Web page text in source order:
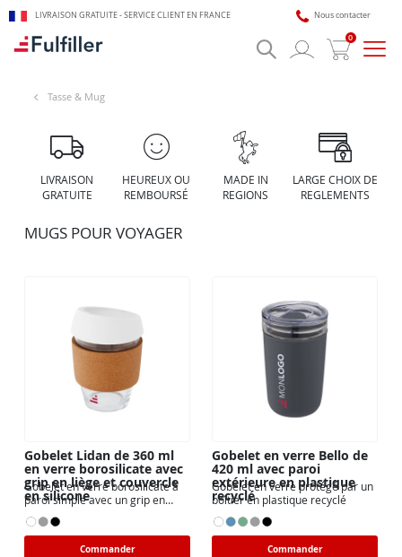
LIVRAISON GRATUITE - SERVICE CLIENT EN FRANCE Nous contacter
0
Tasse & Mug
LIVRAISON
GRATUITE
HEUREUX OU
REMBOURSÉ
MADE IN
REGIONS
LARGE CHOIX DE
REGLEMENTS
MUGS POUR VOYAGER
Gobelet Lidan de 360 ml
en verre borosilicate avec
grip en liège et couvercle
en silicone
Gobelet en verre borosilicate à
paroi simple avec un grip en
Commander
Gobelet en verre Bello de
420 ml avec paroi
extérieure en plastique
recyclé
Gobelet en verre protégé par un
boîtier en plastique recyclé
Commander
🎯 Assistant impression Fulfiller
IA + équipe disponible 24/7